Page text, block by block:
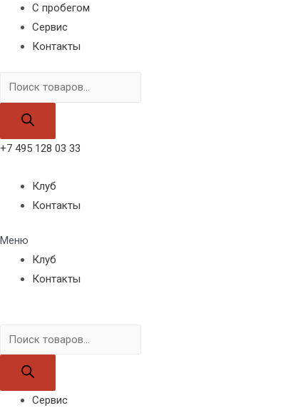
С пробегом
Сервис
Контакты
Поиск
товаров
+7 495 128 03 33
Клуб
Контакты
Меню
Клуб
Контакты
Поиск
товаров
Сервис